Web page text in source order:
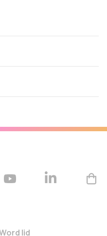
lid